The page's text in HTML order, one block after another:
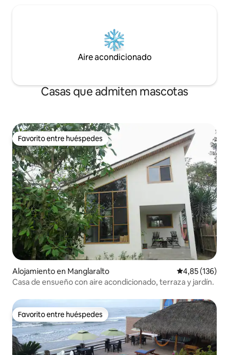
Aire acondicionado
Casas que admiten mascotas
Favorito entre huéspedes
Favorito entre huéspedes
Alojamiento en Manglaralto Calificación
4,85 (136)
Casa de ensueño con aire acondicionado, terraza y jardín.
Favorito entre huéspedes
Favorito entre huéspedes